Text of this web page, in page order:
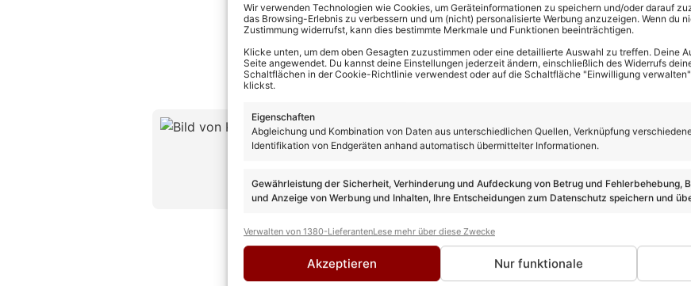
Wir verwenden Technologien wie Cookies, um Geräteinformationen zu speichern und/oder darauf
das Browsing-Erlebnis zu verbessern und um (nicht) personalisierte Werbung anzuzeigen. Wenn du
Zustimmung widerrufst, kann dies bestimmte Merkmale und Funktionen beeinträchtigen.
Klicke unten, um dem oben Gesagten zuzustimmen oder eine detaillierte Auswahl zu treffen. Deine
Seite angewendet. Du kannst deine Einstellungen jederzeit ändern, einschließlich des Widerrufs
Schaltflächen in der Cookie-Richtlinie verwendest oder auf die Schaltfläche "Einwilligung
klickst.
Eigenschaften
Abgleichung und Kombination von Daten aus unterschiedlichen Quellen, Verknüpfung
Identifikation von Endgeräten anhand automatisch übermittelter Informationen.
Gewährleistung der Sicherheit, Verhinderung und Aufdeckung von Betrug und Fehlerbehebung,
und Anzeige von Werbung und Inhalten, Ihre Entscheidungen zum Datenschutz speichern und
Verwalten von 1380-LieferantenLese mehr über diese Zwecke
Akzeptieren Nur funktionale
Kevin Drewes
CHEFREDAKTEUR
Kevin Drewes ist seit über 10 Jahren im Schlager unterwegs und bringt
Erfahrung und Leidenschaft mit hinein. Kein anderer kann solch eine
» AUTORENPROFIL & ALLE ARTIKEL VON KEVIN DREWES